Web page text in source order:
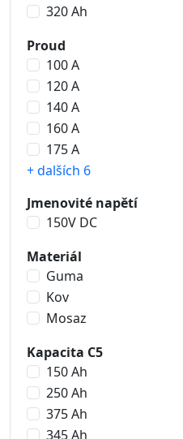
320 Ah
Proud
100 A
120 A
140 A
160 A
175 A
+ dalších 6
Jmenovité napětí
150V DC
Materiál
Guma
Kov
Mosaz
Kapacita C5
150 Ah
250 Ah
375 Ah
345 Ah